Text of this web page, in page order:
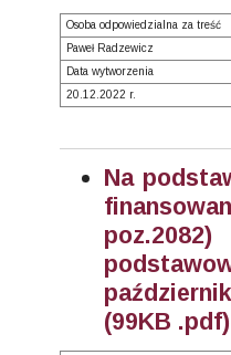
Osoba odpowiedzialna za treść
Paweł Radzewicz
Data wytworzenia
20.12.2022 r.
Na
(99KB .pdf)